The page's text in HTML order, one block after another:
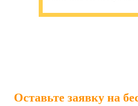
Оставьте заявку на